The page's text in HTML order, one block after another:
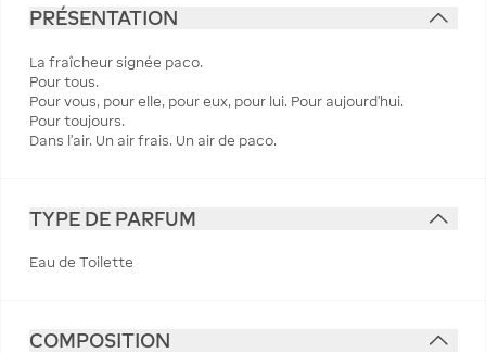
PRÉSENTATION
La fraîcheur signée paco.
Pour tous.
Pour vous, pour elle, pour eux, pour lui. Pour aujourd’hui.
Pour toujours.
Dans l’air. Un air frais. Un air de paco.
TYPE DE PARFUM
Eau de Toilette
COMPOSITION